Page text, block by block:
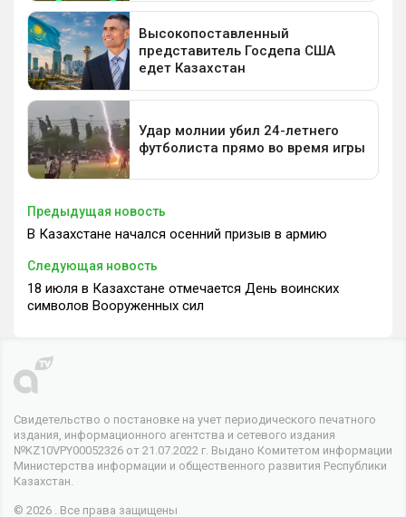
Предыдущая новость
В Казахстане начался осенний призыв в армию
Следующая новость
18 июля в Казахстане отмечается День воинских
символов Вооруженных сил
Свидетельство о постановке на учет периодического печатного
издания, информационного агентства и сетевого издания
№KZ10VPY00052326 от 21.07.2022 г. Выдано Комитетом информации
Министерства информации и общественного развития Республики
Казахстан.
© 2026 . Все права защищены